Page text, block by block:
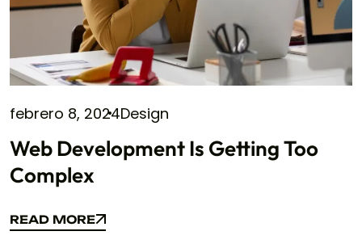
febrero 8, 2024Design
Web Development Is Getting Too
Complex
READ MORE
READ MORE